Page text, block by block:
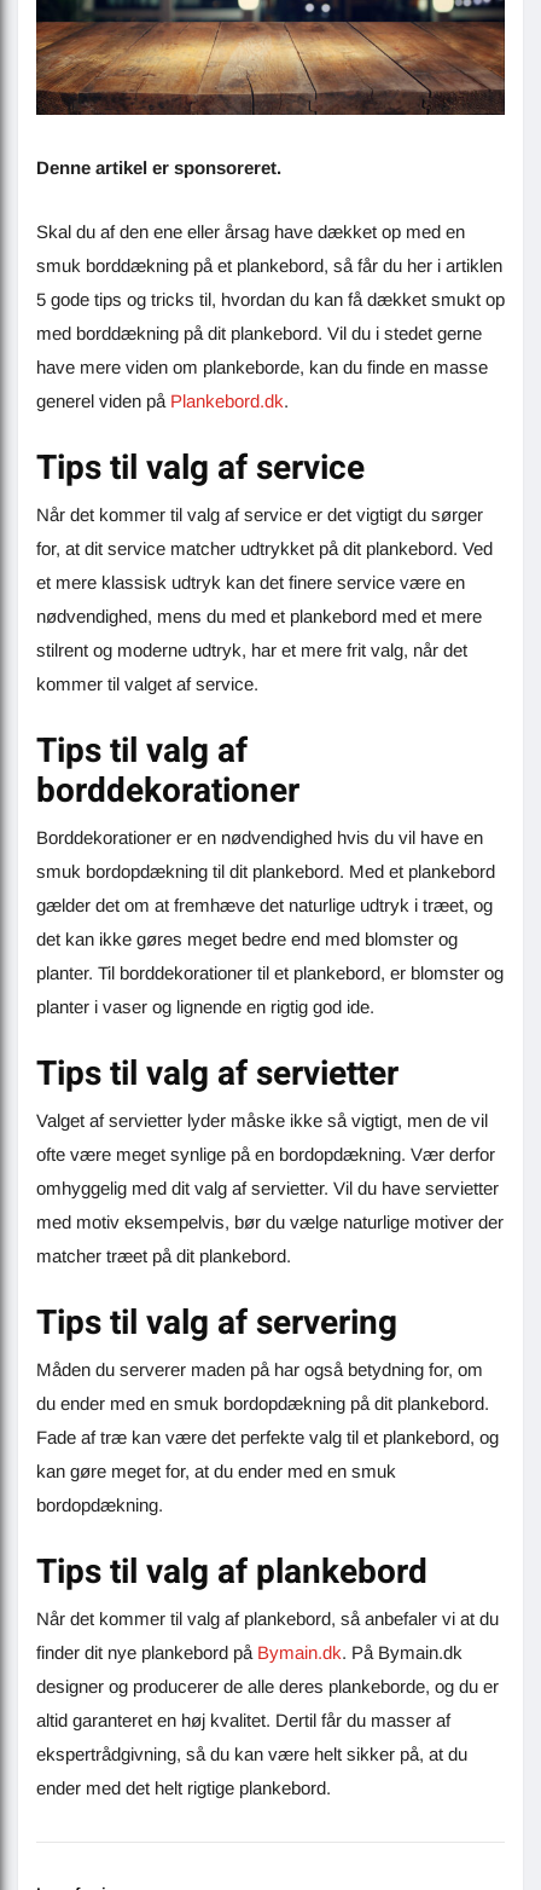
Denne artikel er sponsoreret.
Skal du af den ene eller årsag have dækket op med en
smuk borddækning på et plankebord, så får du her i artiklen
5 gode tips og tricks til, hvordan du kan få dækket smukt op
med borddækning på dit plankebord. Vil du i stedet gerne
have mere viden om plankeborde, kan du finde en masse
generel viden på Plankebord.dk.
Tips til valg af service
Når det kommer til valg af service er det vigtigt du sørger
for, at dit service matcher udtrykket på dit plankebord. Ved
et mere klassisk udtryk kan det finere service være en
nødvendighed, mens du med et plankebord med et mere
stilrent og moderne udtryk, har et mere frit valg, når det
kommer til valget af service.
Tips til valg af
borddekorationer
Borddekorationer er en nødvendighed hvis du vil have en
smuk bordopdækning til dit plankebord. Med et plankebord
gælder det om at fremhæve det naturlige udtryk i træet, og
det kan ikke gøres meget bedre end med blomster og
planter. Til borddekorationer til et plankebord, er blomster og
planter i vaser og lignende en rigtig god ide.
Tips til valg af servietter
Valget af servietter lyder måske ikke så vigtigt, men de vil
ofte være meget synlige på en bordopdækning. Vær derfor
omhyggelig med dit valg af servietter. Vil du have servietter
med motiv eksempelvis, bør du vælge naturlige motiver der
matcher træet på dit plankebord.
Tips til valg af servering
Måden du serverer maden på har også betydning for, om
du ender med en smuk bordopdækning på dit plankebord.
Fade af træ kan være det perfekte valg til et plankebord, og
kan gøre meget for, at du ender med en smuk
bordopdækning.
Tips til valg af plankebord
Når det kommer til valg af plankebord, så anbefaler vi at du
finder dit nye plankebord på Bymain.dk. På Bymain.dk
designer og producerer de alle deres plankeborde, og du er
altid garanteret en høj kvalitet. Dertil får du masser af
ekspertrådgivning, så du kan være helt sikker på, at du
ender med det helt rigtige plankebord.